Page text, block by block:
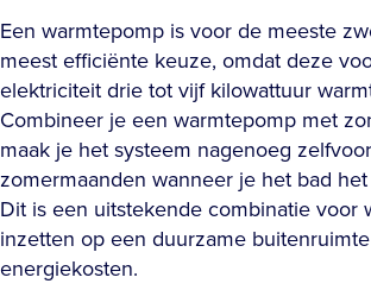
Een warmtepomp is voor de meeste
meest efficiënte keuze, omdat deze
elektriciteit drie tot vijf kilowattuur
Combineer je een warmtepomp met
maak je het systeem nagenoeg
zomermaanden wanneer je het bad
Dit is een uitstekende combinatie voor
inzetten op een duurzame
energiekosten.